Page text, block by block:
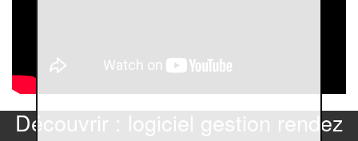
Découvrir : logiciel gestion rendez